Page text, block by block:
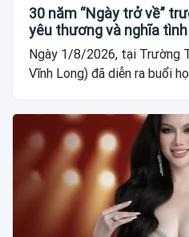
30 năm “Ngày trở về”
yêu thương và nghĩa tình
Ngày 1/8/2026, tại Trường
Vĩnh Long) đã diễn ra buổi